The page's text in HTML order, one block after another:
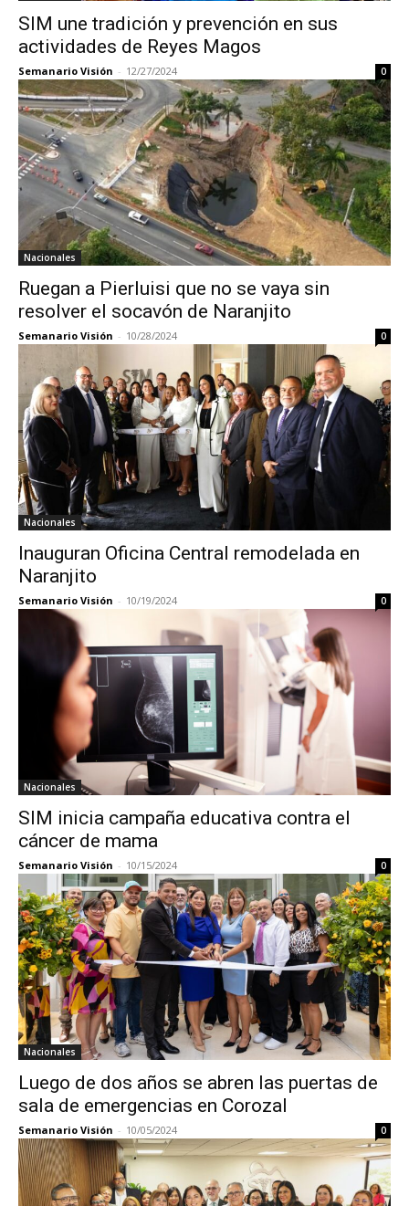
SIM une tradición y prevención en sus
actividades de Reyes Magos
Semanario Visión - 12/27/2024 0
Nacionales
Ruegan a Pierluisi que no se vaya sin
resolver el socavón de Naranjito
Semanario Visión - 10/28/2024 0
Nacionales
Inauguran Oficina Central remodelada en
Naranjito
Semanario Visión - 10/19/2024 0
Nacionales
SIM inicia campaña educativa contra el
cáncer de mama
Semanario Visión - 10/15/2024 0
Nacionales
Luego de dos años se abren las puertas de
sala de emergencias en Corozal
Semanario Visión - 10/05/2024 0